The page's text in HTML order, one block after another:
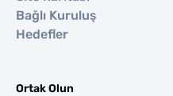
Bağlı Kuruluş
Hedefler
Ortak Olun